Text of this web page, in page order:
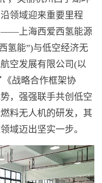
领域迎来重要里程
——上海西爱西氢能源
氢能”)与低空经济无
空发展有限公司(以
《战略合作框架协
，强强联手共创低空
料无人机的研发，其
域迈出坚实一步。